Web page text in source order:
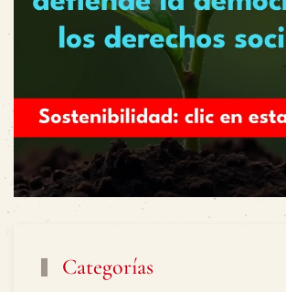
Categorías